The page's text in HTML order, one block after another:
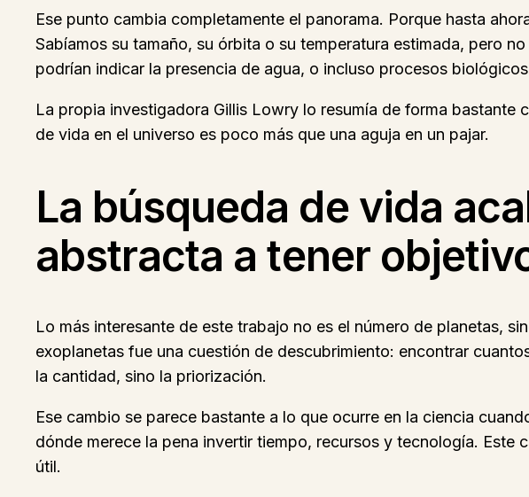
Ese punto cambia completamente el panorama. Porque hasta
Sabíamos su tamaño, su órbita o su temperatura estimada, pero
podrían indicar la presencia de agua, o incluso procesos
La propia investigadora Gillis Lowry lo resumía de forma bastante
de vida en el universo es poco más que una aguja en un pajar.
La búsqueda de vida
abstracta a tener
Lo más interesante de este trabajo no es el número de planetas,
exoplanetas fue una cuestión de descubrimiento: encontrar
la cantidad, sino la priorización.
Ese cambio se parece bastante a lo que ocurre en la ciencia
dónde merece la pena invertir tiempo, recursos y tecnología. Este
útil.